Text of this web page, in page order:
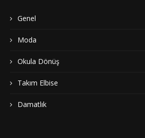
Genel
Moda
Okula Dönüş
Takım Elbise
Damatlık